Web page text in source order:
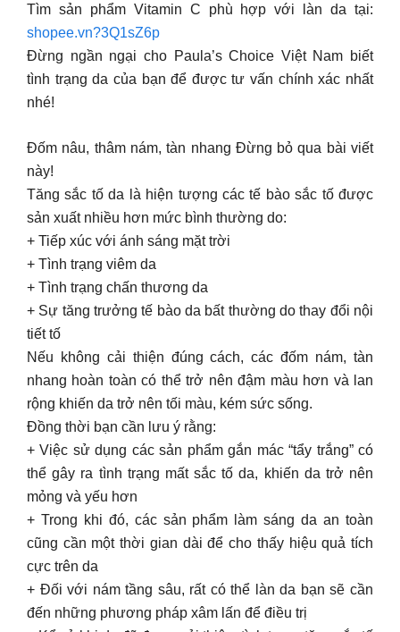
Tìm sản phẩm Vitamin C phù hợp với làn da tại:
shopee.vn?3Q1sZ6p
Đừng ngần ngại cho Paula’s Choice Việt Nam biết
tình trạng da của bạn để được tư vấn chính xác nhất
nhé!
Đốm nâu, thâm nám, tàn nhang Đừng bỏ qua bài viết
này!
Tăng sắc tố da là hiện tượng các tế bào sắc tố được
sản xuất nhiều hơn mức bình thường do:
+ Tiếp xúc với ánh sáng mặt trời
+ Tình trạng viêm da
+ Tình trạng chấn thương da
+ Sự tăng trưởng tế bào da bất thường do thay đổi nội
tiết tố
Nếu không cải thiện đúng cách, các đốm nám, tàn
nhang hoàn toàn có thể trở nên đậm màu hơn và lan
rộng khiến da trở nên tối màu, kém sức sống.
Đồng thời bạn cần lưu ý rằng:
+ Việc sử dụng các sản phẩm gắn mác “tẩy trắng” có
thể gây ra tình trạng mất sắc tố da, khiến da trở nên
mỏng và yếu hơn
+ Trong khi đó, các sản phẩm làm sáng da an toàn
cũng cần một thời gian dài để cho thấy hiệu quả tích
cực trên da
+ Đối với nám tầng sâu, rất có thể làn da bạn sẽ cần
đến những phương pháp xâm lấn để điều trị